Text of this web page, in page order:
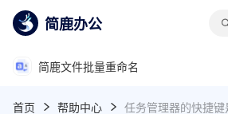
简鹿办公
简鹿文件批量重命名
首页 帮助中心